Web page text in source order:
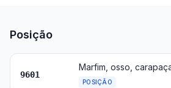
Posição
9601
POSIÇÃO